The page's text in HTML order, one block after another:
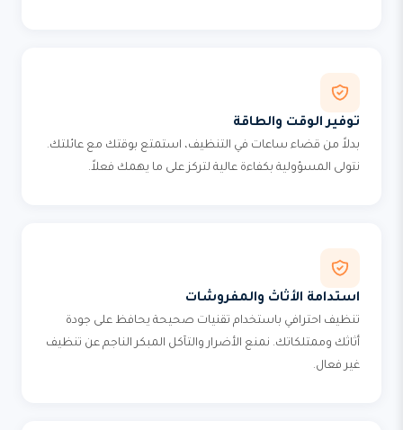
توفير الوقت والطاقة
بدلاً من قضاء ساعات في التنظيف، استمتع بوقتك مع عائلتك.
نتولى المسؤولية بكفاءة عالية لتركز على ما يهمك فعلاً.
استدامة الأثاث والمفروشات
تنظيف احترافي باستخدام تقنيات صحيحة يحافظ على جودة
أثاثك وممتلكاتك. نمنع الأضرار والتآكل المبكر الناجم عن تنظيف
غير فعال.